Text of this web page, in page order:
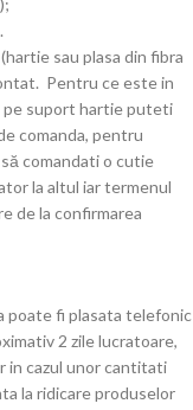
sau plasa din fibra
Pentru ce este in
pe suport hartie puteti
comanda, pentru
comandati o cutie
la altul iar termenul
de la confirmarea
poate fi plasata telefonic
2 zile lucratoare,
in cazul unor cantitati
la ridicare produselor